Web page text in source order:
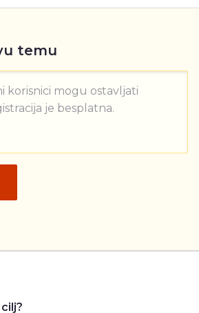
temu
korisnici mogu ostavljati
je besplatna.